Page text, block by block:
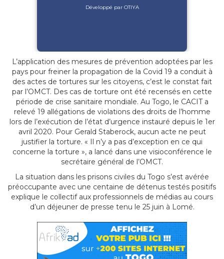
Développé par OTIYA
L’application des mesures de prévention adoptées par les
pays pour freiner la propagation de la Covid 19 a conduit à
des actes de tortures sur les citoyens, c’est le constat fait
par l’OMCT. Des cas de torture ont été recensés en cette
période de crise sanitaire mondiale. Au Togo, le CACIT a
relevé 19 allégations de violations des droits de l’homme
lors de l’exécution de l’état d’urgence instauré depuis le 1er
avril 2020. Pour Gerald Staberock, aucun acte ne peut
justifier la torture. « Il n’y a pas d’exception en ce qui
concerne la torture », a lancé dans une visioconférence le
secrétaire général de l’OMCT.
La situation dans les prisons civiles du Togo s’est avérée
préoccupante avec une centaine de détenus testés positifs
explique le collectif aux professionnels de médias au cours
d’un déjeuner de presse tenu le 25 juin à Lomé.